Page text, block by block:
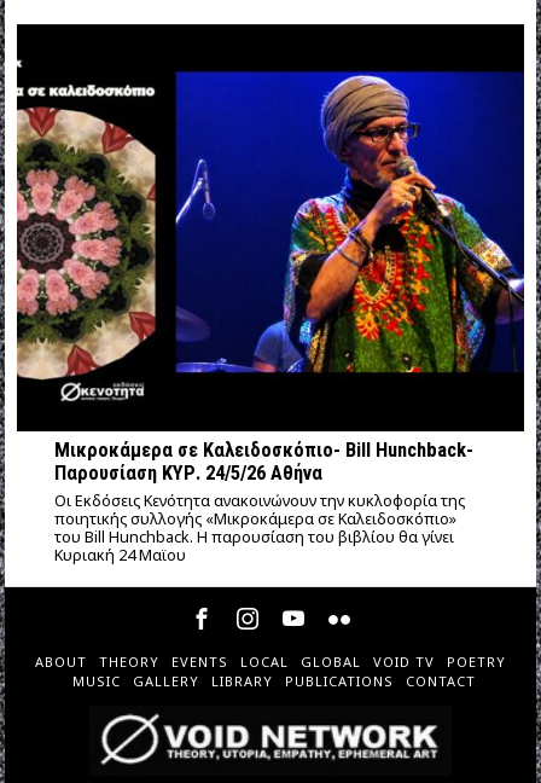
Μικροκάμερα σε Καλειδοσκόπιο- Bill Hunchback-
Παρουσίαση ΚΥΡ. 24/5/26 Αθήνα
Οι Εκδόσεις Κενότητα ανακοινώνουν την κυκλοφορία της
ποιητικής συλλογής «Μικροκάμερα σε Καλειδοσκόπιο»
του Bill Hunchback. Η παρουσίαση του βιβλίου θα γίνει
Κυριακή 24 Μαϊου
ABOUT THEORY EVENTS LOCAL GLOBAL VOID TV
POETRY
MUSIC
GALLERY LIBRARY PUBLICATIONS CONTACT